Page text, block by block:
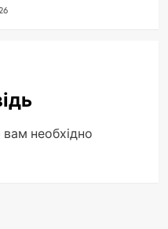
необхідно